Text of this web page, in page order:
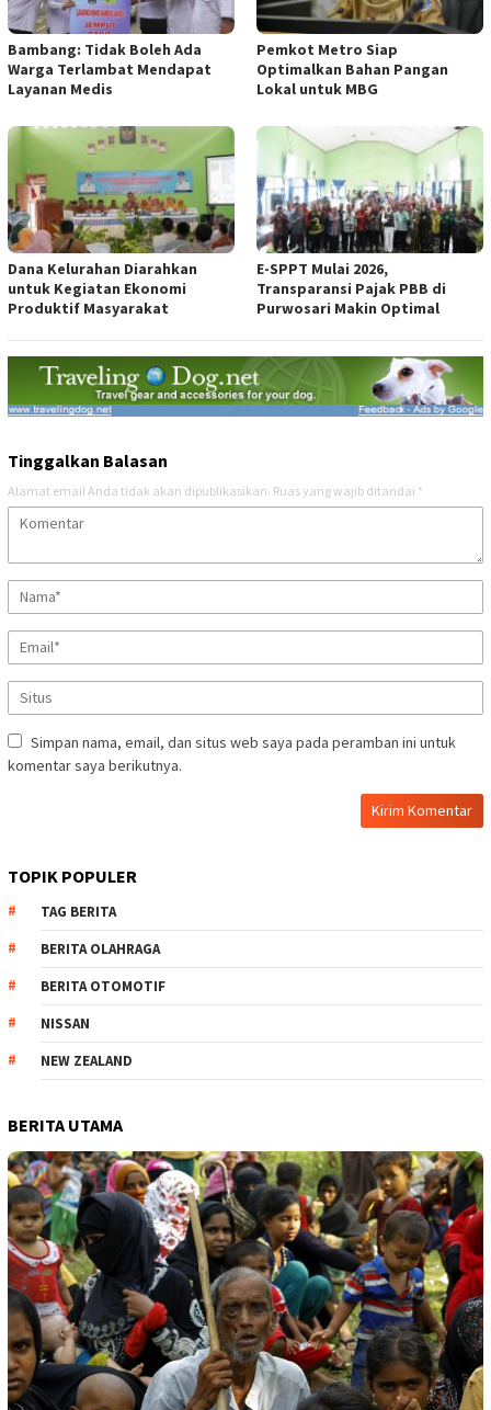
Bambang: Tidak Boleh Ada
Warga Terlambat Mendapat
Layanan Medis
Pemkot Metro Siap
Optimalkan Bahan Pangan
Lokal untuk MBG
Dana Kelurahan Diarahkan
untuk Kegiatan Ekonomi
Produktif Masyarakat
E-SPPT Mulai 2026,
Transparansi Pajak PBB di
Purwosari Makin Optimal
Tinggalkan Balasan
Alamat email Anda tidak akan dipublikasikan. Ruas yang wajib ditandai *
Simpan nama, email, dan situs web saya pada peramban ini untuk
komentar saya berikutnya.
TOPIK POPULER
TAG BERITA
BERITA OLAHRAGA
BERITA OTOMOTIF
NISSAN
NEW ZEALAND
BERITA UTAMA